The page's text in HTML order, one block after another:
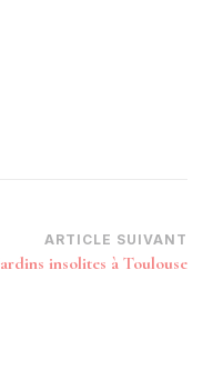
ARTICLE SUIVANT
insolites à Toulouse